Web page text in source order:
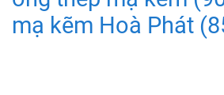
mạ kẽm Hoà Phát